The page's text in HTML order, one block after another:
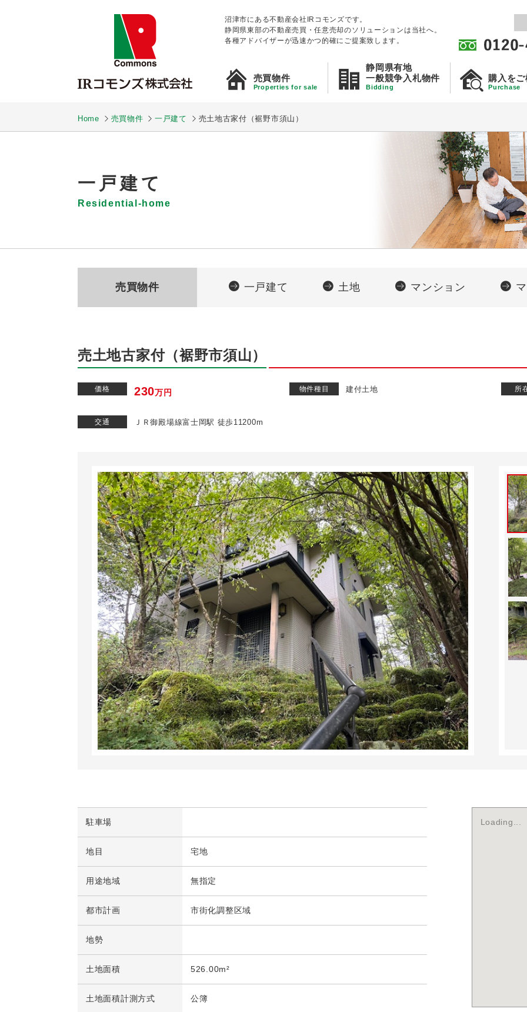
沼津市にある不動産会社IRコモンズです。
静岡県東部の不動産売買・任意売却のソリューションは当社へ。
各種アドバイザーが迅速かつ的確にご提案致します。
売買物件
Properties for sale
静岡県有地
一般競争入札物件
Bidding
購入を
Purchase
Home 売買物件 一戸建て 売土地古家付（裾野市須山）
一戸建て
Residential-home
売買物件 一戸建て 土地 マンション
売土地古家付（裾野市須山）
価格 230万円 物件種目 建付土地 所
交通 ＪＲ御殿場線富士岡駅 徒歩11200m
駐車場
地目 宅地
用途地域 無指定
都市計画 市街化調整区域
地勢
土地面積 526.00m²
土地面積計測方式 公簿
Loading...